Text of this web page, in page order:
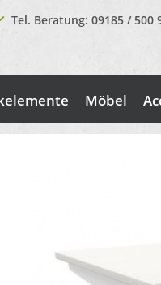
Tel. Beratung: 09185 /
Möbel